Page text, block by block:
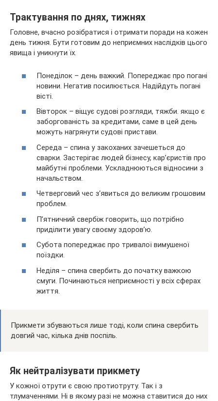
Трактування по днях, тижнях
Головне, вчасно розібратися і отримати поради на кожен
день тижня. Бути готовим до неприємних наслідків цього
явища і уникнути їх.
Понеділок – день важкий. Попереджає про погані
новини. Негатив посилюється. Надійдуть погані
вісті.
Вівторок – віщує судові розгляди, тяжби. якщо є
заборгованість за кредитами, саме в цей день
можуть нагрянути судові пристави.
Середа – спина у закоханих зачешеться до
сварки. Застерігає людей бізнесу, кар’єристів про
майбутні проблеми. Ускладнюються відносини з
начальством.
Четверговий чес з’явиться до великим грошовим
проблем.
П’ятничний свербіж говорить, що потрібно
приділити увагу своєму здоров’ю.
Субота попереджає про тривалої вимушеної
поїздки.
Неділя – спина свербить до початку важкою
смуги. Починаються неприємності у всіх сферах
життя.
Прикмети збуваються лише тоді, коли спина свербить
довгий час, кілька днів поспіль.
Як нейтралізувати прикмету
У кожної отрути є свою протиотруту. Так і з
тлумаченнями. Ні в якому разі не можна ставитися до них